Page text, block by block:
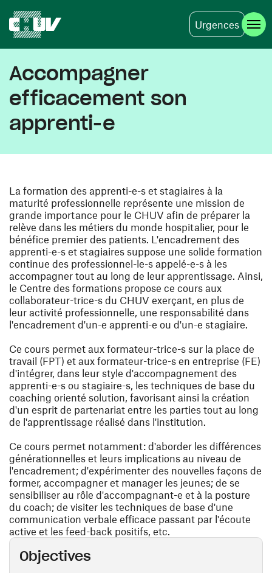
Urgences
Accompagner
efficacement son
apprenti-e
La formation des apprenti-e-s et stagiaires à la
maturité professionnelle représente une mission de
grande importance pour le CHUV afin de préparer la
relève dans les métiers du monde hospitalier, pour le
bénéfice premier des patients. L'encadrement des
apprenti-e-s et stagiaires suppose une solide formation
continue des professionnel-le-s appelé-e-s à les
accompagner tout au long de leur apprentissage. Ainsi,
le Centre des formations propose ce cours aux
collaborateur-trice-s du CHUV exerçant, en plus de
leur activité professionnelle, une responsabilité dans
l'encadrement d'un-e apprenti-e ou d'un-e stagiaire.
Ce cours permet aux formateur-trice-s sur la place de
travail (FPT) et aux formateur-trice-s en entreprise (FE)
d'intégrer, dans leur style d'accompagnement des
apprenti-e-s ou stagiaire-s, les techniques de base du
coaching orienté solution, favorisant ainsi la création
d'un esprit de partenariat entre les parties tout au long
de l'apprentissage réalisé dans l'institution.
Ce cours permet notamment: d'aborder les différences
générationnelles et leurs implications au niveau de
l'encadrement; d'expérimenter des nouvelles façons de
former, accompagner et manager les jeunes; de se
sensibiliser au rôle d'accompagnant-e et à la posture
du coach; de visiter les techniques de base d'une
communication verbale efficace passant par l'écoute
active et les feed-back positifs, etc.
Objectives